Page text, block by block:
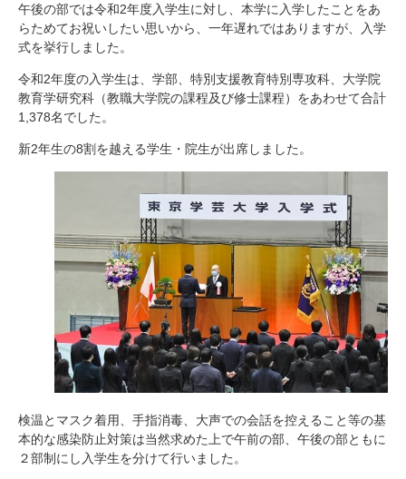
午後の部では令和2年度入学生に対し、本学に入学したことをあ
らためてお祝いしたい思いから、一年遅れではありますが、入学
式を挙行しました。
令和2年度の入学生は、学部、特別支援教育特別専攻科、大学院
教育学研究科（教職大学院の課程及び修士課程）をあわせて合計
1,378名でした。
新2年生の8割を越える学生・院生が出席しました。
検温とマスク着用、手指消毒、大声での会話を控えること等の基
本的な感染防止対策は当然求めた上で午前の部、午後の部ともに
２部制にし入学生を分けて行いました。